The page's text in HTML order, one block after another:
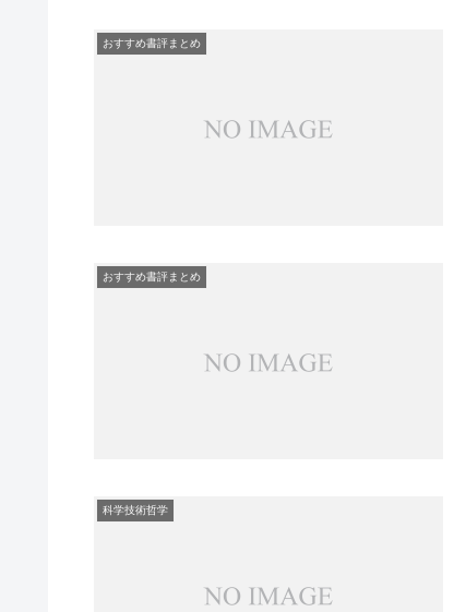
おすすめ書評まとめ
おすすめ書評まとめ
科学技術哲学